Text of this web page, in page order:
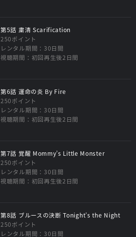
第5話 粛清 Scarification
250ポイント
レンタル期間：30日間
視聴期間：初回再生後2日間
第6話 運命の炎 By Fire
250ポイント
レンタル期間：30日間
視聴期間：初回再生後2日間
第7話 覚醒 Mommy’s Little Monster
250ポイント
レンタル期間：30日間
視聴期間：初回再生後2日間
第8話 ブルースの決断 Tonight’s the Night
250ポイント
レンタル期間：30日間